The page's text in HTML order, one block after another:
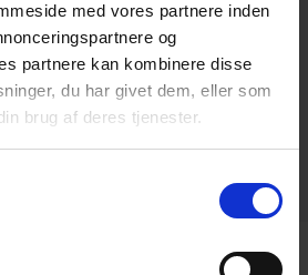
med vores partnere inden
og
partnere kan kombinere disse
du har givet dem, eller som
brug af deres tjenester.